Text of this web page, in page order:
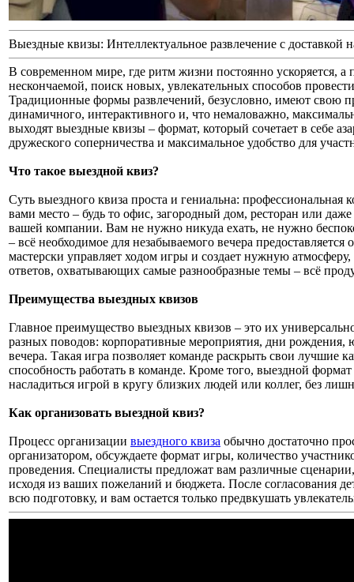
Выездные квизы: Интеллектуальное развлечение с доставкой
В современном мире, где ритм жизни постоянно ускоряется, а
нескончаемой, поиск новых, увлекательных способов
Традиционные формы развлечений, безусловно, имеют свою
динамичного, интерактивного и, что немаловажно,
выходят выездные квизы – формат, который сочетает в себе
дружеского соперничества и максимальное удобство для
Что такое выездной квиз?
Суть выездного квиза проста и гениальна: профессиональная
вами место – будь то офис, загородный дом, ресторан или
вашей компании. Вам не нужно никуда ехать, не нужно
– всё необходимое для незабываемого вечера
мастерски управляет ходом игры и создает нужную
ответов, охватывающих самые разнообразные темы – всё
Преимущества выездных квизов
Главное преимущество выездных квизов – это их
разных поводов: корпоративные мероприятия, дни
вечера. Такая игра позволяет команде раскрыть свои лучшие
способность работать в команде. Кроме того, выездной
насладиться игрой в кругу близких людей или коллег, без
Как организовать выездной квиз?
Процесс организации выездного квиза обычно достаточно
организатором, обсуждаете формат игры, количество
проведения. Специалисты предложат вам различные
исходя из ваших пожеланий и бюджета. После согласования
всю подготовку, и вам остается только предвкушать